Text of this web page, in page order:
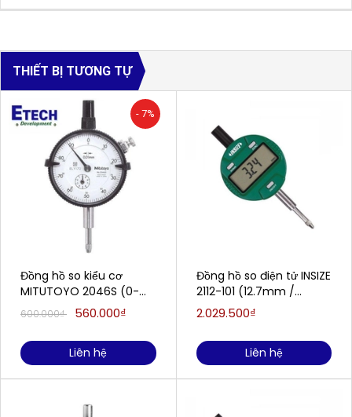
THIẾT BỊ TƯƠNG TỰ
- 7%
Đồng hồ so kiểu cơ
MITUTOYO 2046S (0-
10mm/0.01mm)
600.000₫ 560.000₫
Liên hệ
Đồng hồ so điện tử INSIZE
2112-101 (12.7mm /
0.001mm)
2.029.500₫
Liên hệ